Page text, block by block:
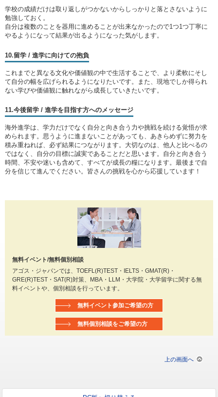
学校の成績だけは取り返しがつかないからしっかりと落とさないように
勉強しておく。
自分は複数のことを器用に進めることが出来なかったので1つ1つ丁寧に
やるようになって結果が出るようになった気がします。
10.留学 / 進学に向けての抱負
これまでと異なる文化や価値観の中で生活することで、より柔軟にそし
て自分の幅を広げられるようになりたいです。また、現地でしか得られ
ない学びや価値観に触れながら成長していきたいです。
11.今後留学 / 進学を目指す方へのメッセージ
海外進学は、学力だけでなく自分と向き合う力や挑戦を続ける覚悟が求
められます。思うように進まないことがあっても、あきらめずに努力を
積み重ねれば、必ず結果につながります。大切なのは、他人と比べるの
ではなく、自分の目標に誠実であることだと思います。自分と向き合う
時間、不安や迷いも含めて、すべてが成長の糧になります。最後まで自
分を信じて進んでください。皆さんの挑戦を心から応援しています！
無料イベント/無料個別相談
アゴス・ジャパンでは、TOEFL(R)TEST・IELTS・GMAT(R)・
GRE(R)TEST・SAT(R)対策、MBA・LLM・大学院・大学留学に関する無
料イベントや、個別相談を行っています。
無料イベント参加ご希望の方
無料個別相談をご希望の方
上の画面へ